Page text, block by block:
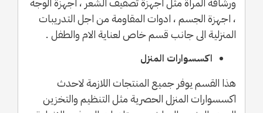
، اجهزة الجسم ، ادوات المقاومة من اجل التدريبات
المنزلية الى جانب قسم خاص لعناية الام والطفل .
اكسسوارات المنزل
هذا القسم يوفر جميع المنتجات اللازمة لاحدث
اكسسوارات المنزل الحصرية مثل التنظيم والتخزين